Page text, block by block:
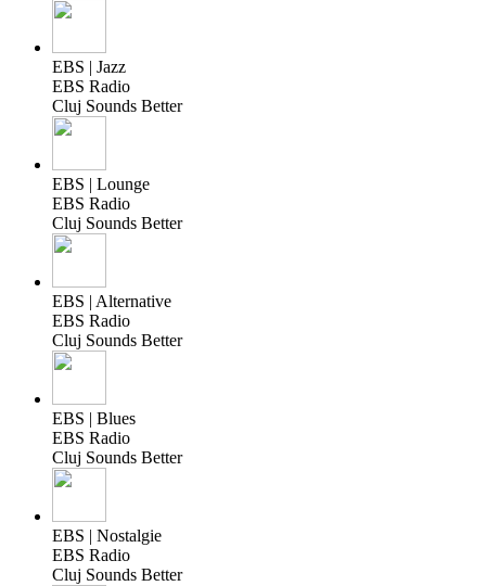
EBS | Jazz
EBS Radio
Cluj Sounds Better
EBS | Lounge
EBS Radio
Cluj Sounds Better
EBS | Alternative
EBS Radio
Cluj Sounds Better
EBS | Blues
EBS Radio
Cluj Sounds Better
EBS | Nostalgie
EBS Radio
Cluj Sounds Better